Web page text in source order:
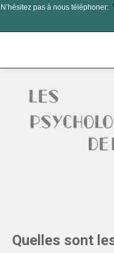
N’hésitez pas à nous téléphoner:
Quelles sont